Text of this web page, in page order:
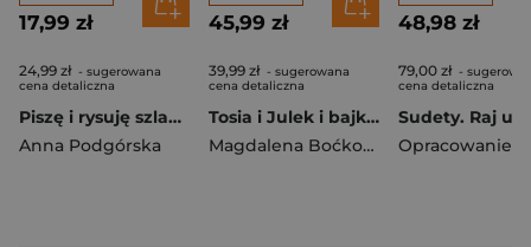
17,99 zł
24,99 zł - sugerowana
cena detaliczna
Piszę i rysuję szlaczki. Książka z rowkami. Znikający atrament. Wzory 3D, Zabawy grafomotoryczne, Terapia ręki
Anna Podgórska
45,99 zł
39,99 zł - sugerowana
cena detaliczna
Tosia i Julek i bajka na ekranie
Magdalena Boćko-Mysiorska
48,98 zł
79,00 zł -
cena detaliczna